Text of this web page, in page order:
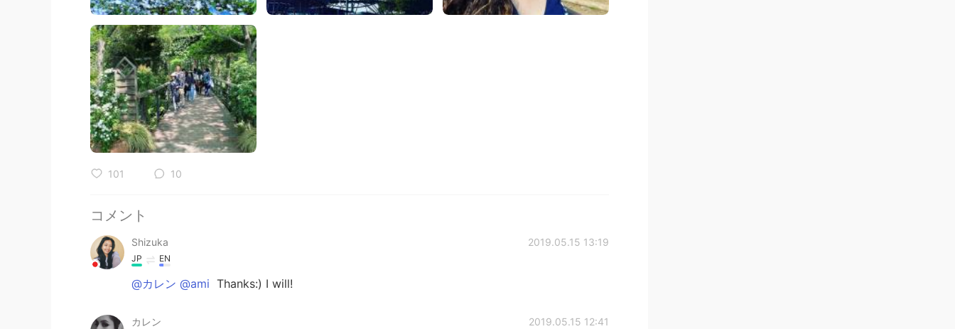
101 10
コメント
Shizuka 2019.05.15 13:19
JP EN
@カレン @ami Thanks:) I will!
カレン 2019.05.15 12:41